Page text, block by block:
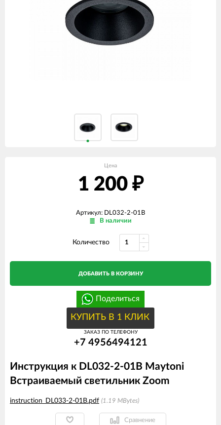
Цена
1 200 ₽
Артикул: DL032-2-01B
В наличии
Количество
ДОБАВИТЬ В КОРЗИНУ
Поделиться
КУПИТЬ В 1 КЛИК
ЗАКАЗ ПО ТЕЛЕФОНУ
+7 4956494121
Инструкция к DL032-2-01B Maytoni
Встраиваемый светильник Zoom
instruction_DL033-2-01B.pdf 1.19 MBytes
Сравнение